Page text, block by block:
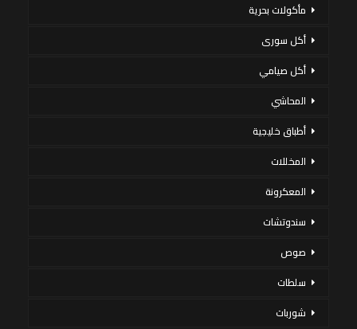
مأكولات بحرية
أكل سورى
أكل صيامي
المحاشي
أطباق خليجية
المخللات
المعكرونة
سندوتشات
صوص
سلطات
شوربات